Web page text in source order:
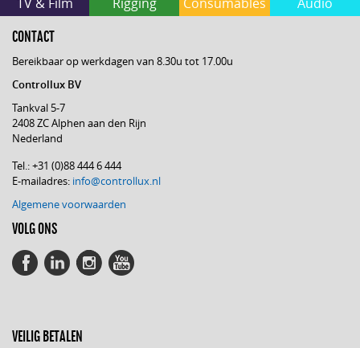
CONTACT
Bereikbaar op werkdagen van 8.30u tot 17.00u
Controllux BV
Tankval 5-7
2408 ZC Alphen aan den Rijn
Nederland
Tel.: +31 (0)88 444 6 444
E-mailadres: info@controllux.nl
Algemene voorwaarden
VOLG ONS
VEILIG BETALEN